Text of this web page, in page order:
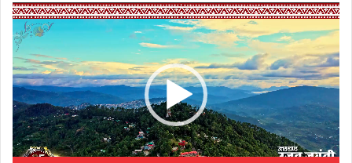
Video
Player